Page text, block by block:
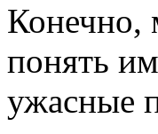
Конечно,
понять
ужасные